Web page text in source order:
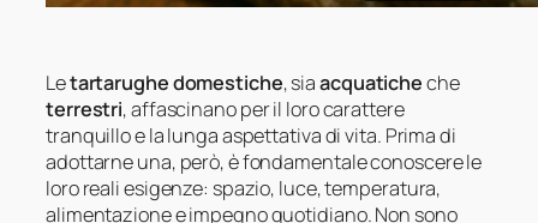
Letartarughe domestiche, siaacquaticheche
terrestri, affascinano per il loro carattere
tranquillo e la lunga aspettativa di vita. Prima di
adottarne una, però, è fondamentale conoscere le
loro reali esigenze: spazio, luce, temperatura,
alimentazione e impegno quotidiano. Non sono